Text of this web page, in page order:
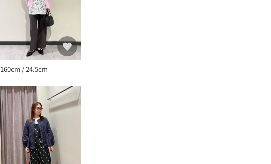
160cm / 24.5cm